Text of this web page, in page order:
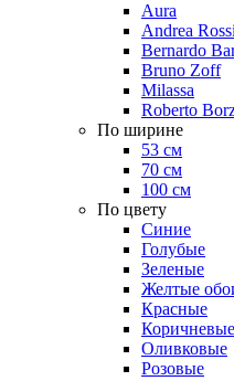
Aura
Andrea
Bernardo
Bruno Zoff
Milassa
Roberto
По ширине
53 см
70 см
100 см
По цвету
Синие
Голубые
Зеленые
Желтые
Красные
Оливковые
Розовые